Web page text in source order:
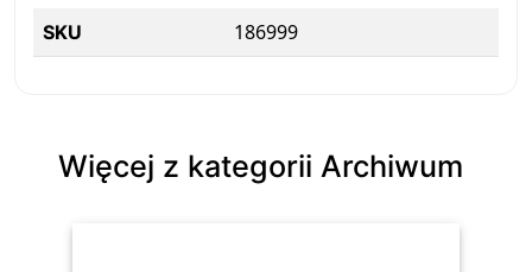
SKU 186999
Więcej z kategorii Archiwum